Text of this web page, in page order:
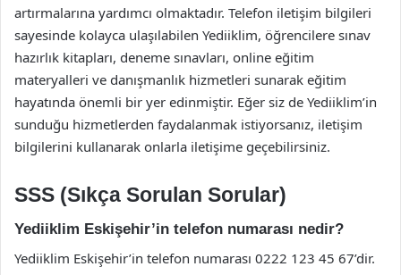
artırmalarına yardımcı olmaktadır. Telefon iletişim bilgileri
sayesinde kolayca ulaşılabilen Yediiklim, öğrencilere sınav
hazırlık kitapları, deneme sınavları, online eğitim
materyalleri ve danışmanlık hizmetleri sunarak eğitim
hayatında önemli bir yer edinmiştir. Eğer siz de Yediiklim’in
sunduğu hizmetlerden faydalanmak istiyorsanız, iletişim
bilgilerini kullanarak onlarla iletişime geçebilirsiniz.
SSS (Sıkça Sorulan Sorular)
Yediiklim Eskişehir’in telefon numarası nedir?
Yediiklim Eskişehir’in telefon numarası 0222 123 45 67’dir.